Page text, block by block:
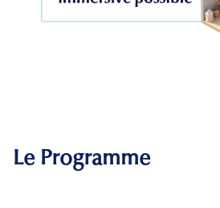
Le Programme